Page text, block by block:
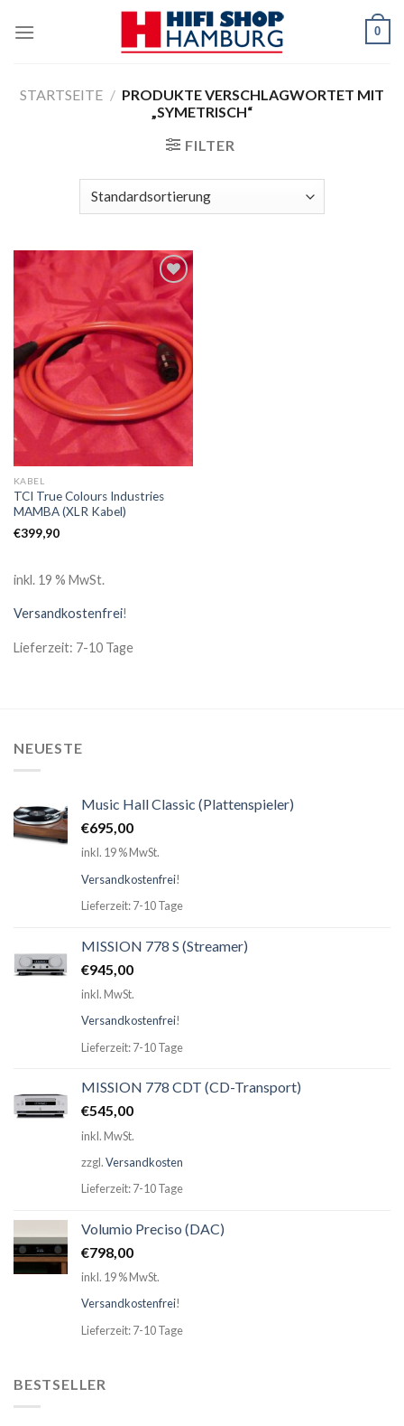
0
STARTSEITE / PRODUKTE VERSCHLAGWORTET MIT
„SYMETRISCH“
FILTER
Zur
Wunschliste
KABEL
TCI True Colours Industries
MAMBA (XLR Kabel)
€399,90
inkl. 19 % MwSt.
Versandkostenfrei!
Lieferzeit: 7-10 Tage
NEUESTE
Music Hall Classic (Plattenspieler)
€695,00
inkl. 19 % MwSt.
Versandkostenfrei!
Lieferzeit: 7-10 Tage
MISSION 778 S (Streamer)
€945,00
inkl. MwSt.
Versandkostenfrei!
Lieferzeit: 7-10 Tage
MISSION 778 CDT (CD-Transport)
€545,00
inkl. MwSt.
zzgl.Versandkosten
Lieferzeit: 7-10 Tage
Volumio Preciso (DAC)
€798,00
inkl. 19 % MwSt.
Versandkostenfrei!
Lieferzeit: 7-10 Tage
BESTSELLER